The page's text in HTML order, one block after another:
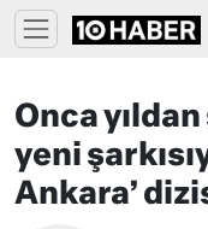
Onca
yeni
Ankara’